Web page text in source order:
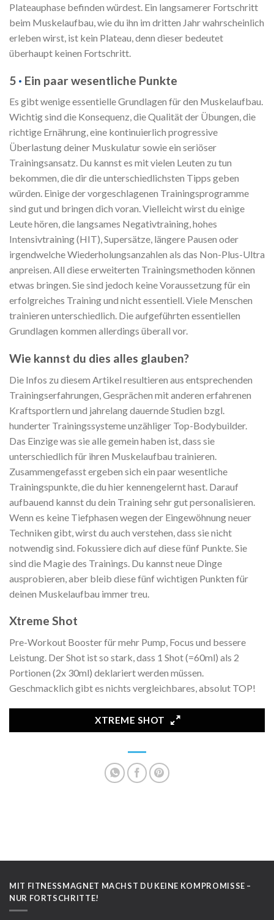
Plateauphase befinden würdest. Ein langsamerer Fortschritt
beim Muskelaufbau, wie du ihn im dritten Jahr wahrscheinlich
erleben wirst, ist kein Plateau, denn dieser bedeutet
überhaupt keinen Fortschritt.
5 · Ein paar wesentliche Punkte
Es gibt wenige essentielle Grundlagen für den Muskelaufbau.
Wichtig sind die Konsequenz, die Qualität der Übungen, die
richtige Ernährung, eine kontinuierlich progressive
Überlastung deiner Muskulatur sowie ein seriöser
Trainingsansatz. Du kannst es mit vielen Leuten zu tun
bekommen, die dir die unterschiedlichsten Tipps geben
würden. Einige der vorgeschlagenen Trainingsprogramme
sind gut und bringen dich voran. Vielleicht wirst du einige
Leute hören, die langsames Negativtraining, hohes
Intensivtraining (HIT), Supersätze, längere Pausen oder
irgendwelche Wiederholungsanzahlen als das Non-Plus-Ultra
anpreisen. All diese erweiterten Trainingsmethoden können
etwas bringen. Sie sind jedoch keine Voraussetzung für ein
erfolgreiches Training und nicht essentiell. Viele Menschen
trainieren unterschiedlich. Die aufgeführten essentiellen
Grundlagen kommen allerdings überall vor.
Wie kannst du dies alles glauben?
Die Infos zu diesem Artikel resultieren aus entsprechenden
Trainingserfahrungen, Gesprächen mit anderen erfahrenen
Kraftsportlern und jahrelang dauernde Studien bzgl.
hunderter Trainingssysteme unzähliger Top-Bodybuilder.
Das Einzige was sie alle gemein haben ist, dass sie
unterschiedlich für ihren Muskelaufbau trainieren.
Zusammengefasst ergeben sich ein paar wesentliche
Trainingspunkte, die du hier kennengelernt hast. Darauf
aufbauend kannst du dein Training sehr gut personalisieren.
Wenn es keine Tiefphasen wegen der Eingewöhnung neuer
Techniken gibt, wirst du auch verstehen, dass sie nicht
notwendig sind. Fokussiere dich auf diese fünf Punkte. Sie
sind die Magie des Trainings. Du kannst neue Dinge
ausprobieren, aber bleib diese fünf wichtigen Punkten für
deinen Muskelaufbau immer treu.
Xtreme Shot
Pre-Workout Booster für mehr Pump, Focus und bessere
Leistung. Der Shot ist so stark, dass 1 Shot (=60ml) als 2
Portionen (2x 30ml) deklariert werden müssen.
Geschmacklich gibt es nichts vergleichbares, absolut TOP!
XTREME SHOT
MIT FITNESSMAGNET MACHST DU KEINE KOMPROMISSE –
NUR FORTSCHRITTE!